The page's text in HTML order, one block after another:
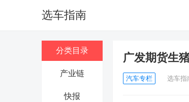
选车指南
分类目录
产业链
快报
广发期货生
汽车专栏 选车指